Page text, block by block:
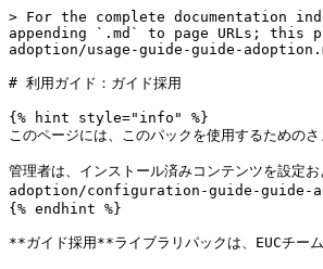
> For the complete documentation
appending `.md` to page URLs;
adoption/usage-guide-guide-
# 利用ガイド：ガイド採用
{% hint style="info" %}
このページには、このパックを使用するための
管理者は、インストール済みコンテンツ
adoption/configuration-guide-guide-
{% endhint %}
**ガイド採用**ライブラリパックは、EUCチー